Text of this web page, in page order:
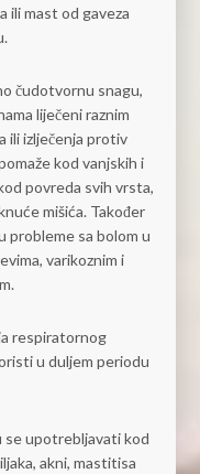
ili mast od gaveza
čudotvornu snagu,
liječeni raznim
ili izlječenja protiv
kod vanjskih i
povreda svih vrsta,
mišića. Također
probleme sa bolom u
varikoznim i
respiratornog
u duljem periodu
se upotrebljavati kod
akni, mastitisa